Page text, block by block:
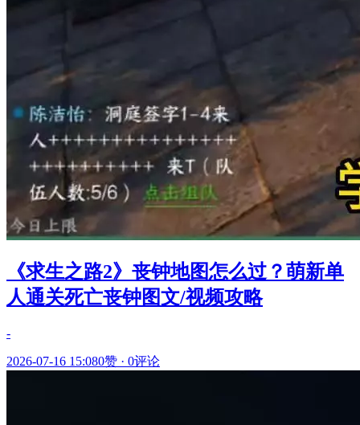
《求生之路2》丧钟地图怎么过？萌新单
人通关死亡丧钟图文/视频攻略
-
2026-07-16 15:080赞 · 0评论